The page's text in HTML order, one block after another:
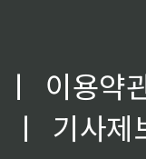
ㅣ
이용약
ㅣ
기사제